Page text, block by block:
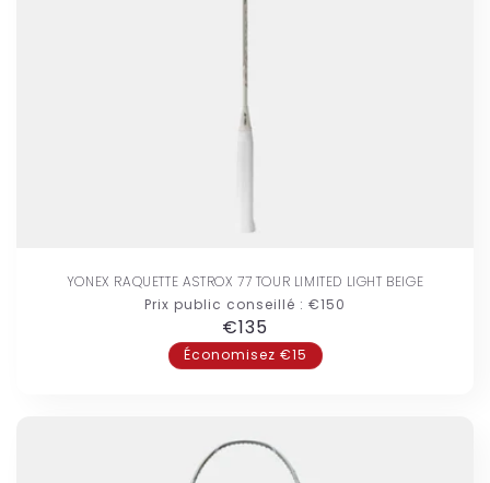
YONEX RAQUETTE ASTROX 77 TOUR LIMITED LIGHT BEIGE
Prix public conseillé : €150
Prix
habituel
€135
Économisez €15